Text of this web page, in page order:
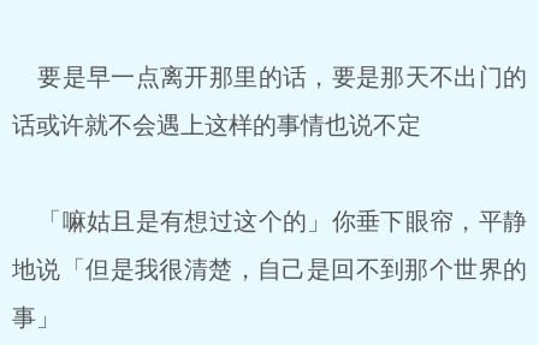
要是早一点离开那里的话，要是那天不出门的
话或许就不会遇上这样的事情也说不定
「嘛姑且是有想过这个的」你垂下眼帘，平静
地说「但是我很清楚，自己是回不到那个世界的
事」